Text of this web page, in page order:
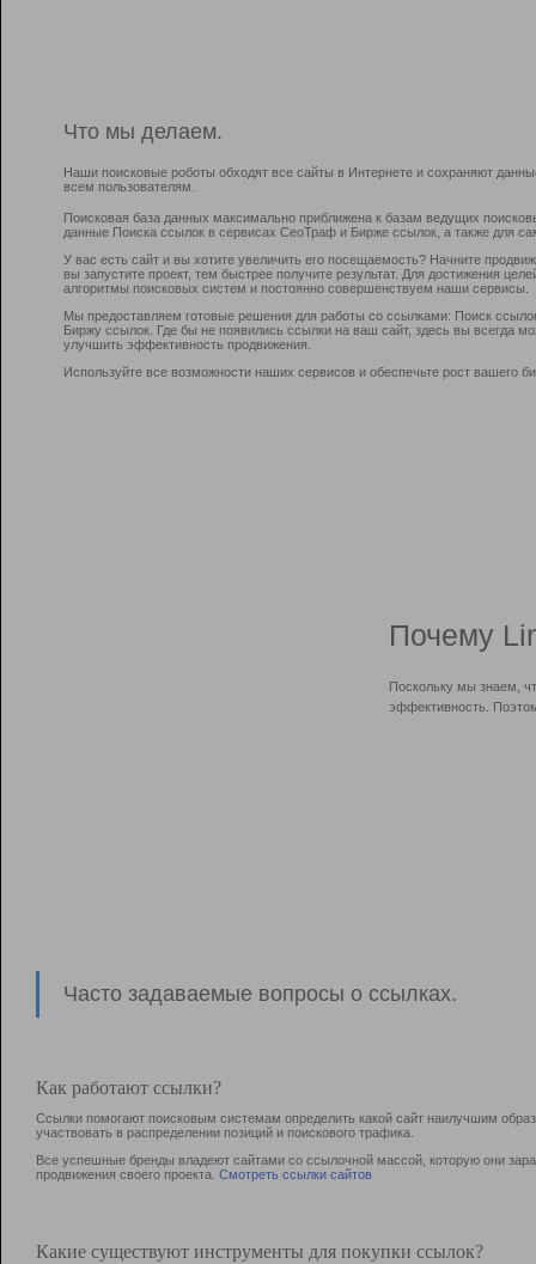
Что мы делаем.
Наши поисковые роботы обходят все сайты в Интернете и сохраняют
всем пользователям.
Поисковая база данных максимально приближена к базам ведущих
данные Поиска ссылок в сервисах СеоТраф и Бирже ссылок, а также для
У вас есть сайт и вы хотите увеличить его посещаемость? Начните
вы запустите проект, тем быстрее получите результат. Для достижения
алгоритмы поисковых систем и постоянно совершенствуем наши сервисы.
Мы предоставляем готовые решения для работы со ссылками: Поиск
Биржу ссылок. Где бы не появились ссылки на ваш сайт, здесь вы всегда
улучшить эффективность продвижения.
Используйте все возможности наших сервисов и обеспечьте рост вашего
Почему
Поскольку мы знаем,
эффективность.
Часто задаваемые вопросы о ссылках.
Как работают ссылки?
Ссылки помогают поисковым системам определить какой сайт наилучшим
участвовать в раcпределении позиций и поискового трафика.
Все успешные бренды владеют сайтами со ссылочной массой, которую они
продвижения своего проекта. Смотреть ссылки сайтов
Какие существуют инструменты для покупки ссылок?